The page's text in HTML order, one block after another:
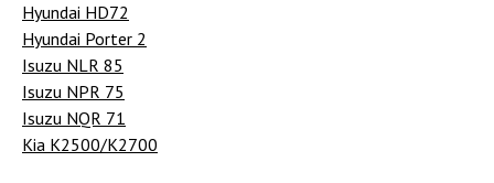
Hyundai HD72
Hyundai Porter 2
Isuzu NLR 85
Isuzu NPR 75
Isuzu NQR 71
Kia K2500/K2700